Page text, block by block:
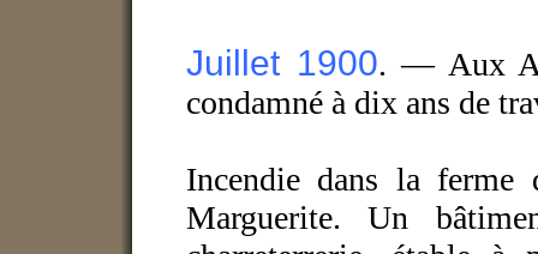
Juillet 1900. —Aux
condamné à dix ans de
Incendie dans la ferme
Marguerite. Un